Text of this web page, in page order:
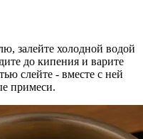
залейте холодной водой
до кипения и варите
слейте - вместе с ней
примеси.